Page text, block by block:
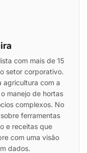
com mais de 15
setor corporativo.
agricultura com a
manejo de hortas
complexos. No
ferramentas
e receitas que
com uma visão
dados.